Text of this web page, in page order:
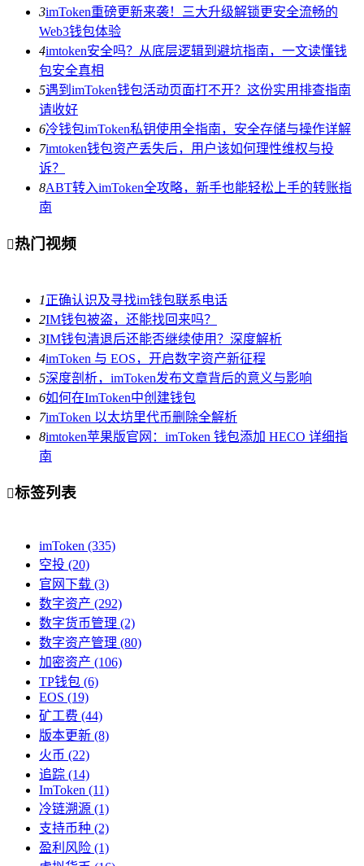
3imToken重磅更新来袭！三大升级解锁更安全流畅的
Web3钱包体验
4imtoken安全吗？从底层逻辑到避坑指南，一文读懂钱
包安全真相
5遇到imToken钱包活动页面打不开？这份实用排查指南
请收好
6冷钱包imToken私钥使用全指南，安全存储与操作详解
7imtoken钱包资产丢失后，用户该如何理性维权与投
诉？
8ABT转入imToken全攻略，新手也能轻松上手的转账指
南
热门视频
1正确认识及寻找im钱包联系电话
2IM钱包被盗，还能找回来吗？
3IM钱包清退后还能否继续使用？深度解析
4imToken 与 EOS，开启数字资产新征程
5深度剖析，imToken发布文章背后的意义与影响
6如何在ImToken中创建钱包
7imToken 以太坊里代币删除全解析
8imtoken苹果版官网：imToken 钱包添加 HECO 详细指
南
标签列表
imToken (335)
空投 (20)
官网下载 (3)
数字资产 (292)
数字货币管理 (2)
数字资产管理 (80)
加密资产 (106)
TP钱包 (6)
EOS (19)
矿工费 (44)
版本更新 (8)
火币 (22)
追踪 (14)
ImToken (11)
冷链溯源 (1)
支持币种 (2)
盈利风险 (1)